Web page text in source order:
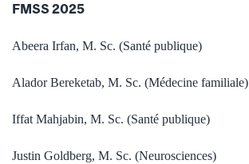
FMSS 2025
Abeera Irfan, M. Sc. (Santé publique)
Alador Bereketab, M. Sc. (Médecine familiale)
Iffat Mahjabin, M. Sc. (Santé publique)
Justin Goldberg, M. Sc. (Neurosciences)